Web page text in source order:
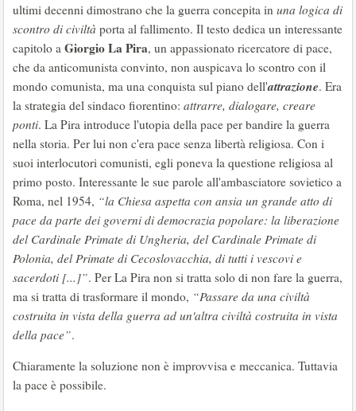
ultimi decenni dimostrano che la guerra concepita in una logica di
scontro di civiltà porta al fallimento. Il testo dedica un interessante
capitolo a Giorgio La Pira, un appassionato ricercatore di pace,
che da anticomunista convinto, non auspicava lo scontro con il
mondo comunista, ma una conquista sul piano dell'attrazione. Era
la strategia del sindaco fiorentino: attrarre, dialogare, creare
ponti. La Pira introduce l'utopia della pace per bandire la guerra
nella storia. Per lui non c'era pace senza libertà religiosa. Con i
suoi interlocutori comunisti, egli poneva la questione religiosa al
primo posto. Interessante le sue parole all'ambasciatore sovietico a
Roma, nel 1954, “la Chiesa aspetta con ansia un grande atto di
pace da parte dei governi di democrazia popolare: la liberazione
del Cardinale Primate di Ungheria, del Cardinale Primate di
Polonia, del Primate di Cecoslovacchia, di tutti i vescovi e
sacerdoti [...]”. Per La Pira non si tratta solo di non fare la guerra,
ma si tratta di trasformare il mondo, “Passare da una civiltà
costruita in vista della guerra ad un'altra civiltà costruita in vista
della pace”.
Chiaramente la soluzione non è improvvisa e meccanica. Tuttavia
la pace è possibile.